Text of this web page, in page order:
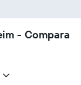
- Compara